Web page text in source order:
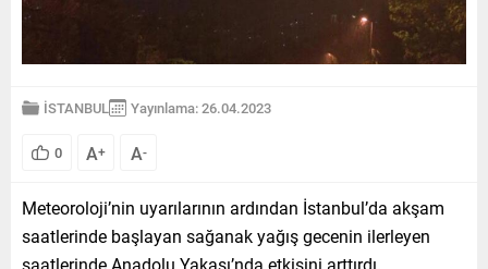
İSTANBUL Yayınlama: 26.04.2023
0 A+ A-
Meteoroloji’nin uyarılarının ardından İstanbul’da akşam
saatlerinde başlayan sağanak yağış gecenin ilerleyen
saatlerinde Anadolu Yakası’nda etkisini arttırdı.